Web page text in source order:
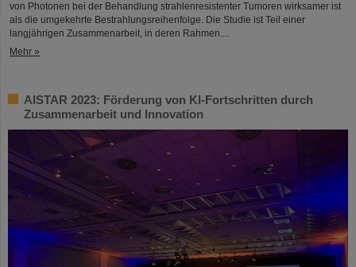
von Photonen bei der Behandlung strahlenresistenter Tumoren wirksamer ist
als die umgekehrte Bestrahlungsreihenfolge. Die Studie ist Teil einer
langjährigen Zusammenarbeit, in deren Rahmen....
Mehr »
AISTAR 2023: Förderung von KI-Fortschritten durch
Zusammenarbeit und Innovation